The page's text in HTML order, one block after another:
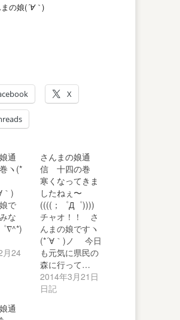
の娘(´∀｀)
X
通
ヽ(*
｀)
で
∇^*)
月24
さんまの娘通
信 十四の巻
寒くなってきま
したねぇ〜
((((；゜Д゜))))
チャオ！！ さ
んまの娘ですヽ
(*´∀｀)ノ 今日
も元気に県民の
森に行って…
2014年3月21日
日記
通